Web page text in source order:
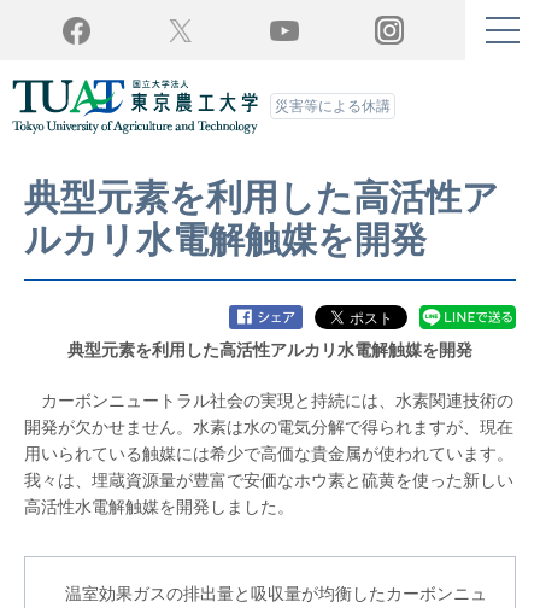
Facebook YouTube Instagram
災害等による休講
典型元素を利用した高活性ア
ルカリ水電解触媒を開発
典型元素を利用した高活性アルカリ水電解触媒を開発
カーボンニュートラル社会の実現と持続には、水素関連技術の
開発が欠かせません。水素は水の電気分解で得られますが、現在
用いられている触媒には希少で高価な貴金属が使われています。
我々は、埋蔵資源量が豊富で安価なホウ素と硫黄を使った新しい
高活性水電解触媒を開発しました。
温室効果ガスの排出量と吸収量が均衡したカーボンニュ